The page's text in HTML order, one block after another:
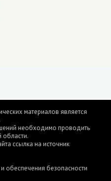
материалов является
необходимо проводить
ссылка на источник
обеспечения безопасности